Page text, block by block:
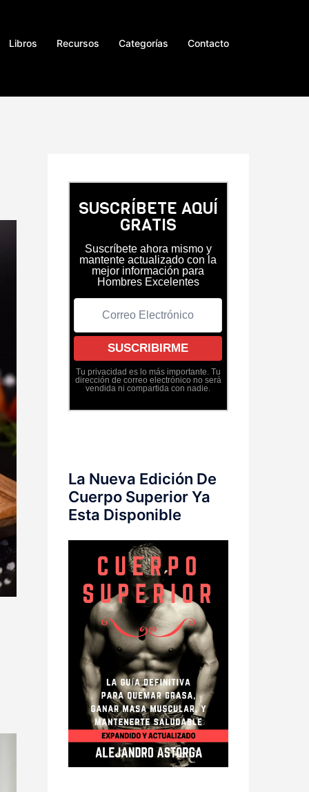
Libros Recursos Categorías Contacto
SUSCRÍBETE AQUÍ
GRATIS
Suscríbete ahora mismo y
mantente actualizado con la
mejor información para
Hombres Excelentes
Tu privacidad es lo más importante. Tu
dirección de correo electrónico no será
vendida ni compartida con nadie.
La Nueva Edición De
Cuerpo Superior Ya
Esta Disponible